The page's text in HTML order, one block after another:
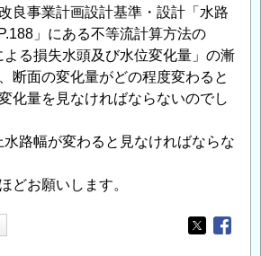
良事業計画設計基準・設計「水路
」にある不等流計算方法の
よる損失水頭及び水位変化量」の漸
断面の変化量がどの程度変わると
化量を見なければならないのでし
路幅が変わると見なければならな
どお願いします。
Opens in